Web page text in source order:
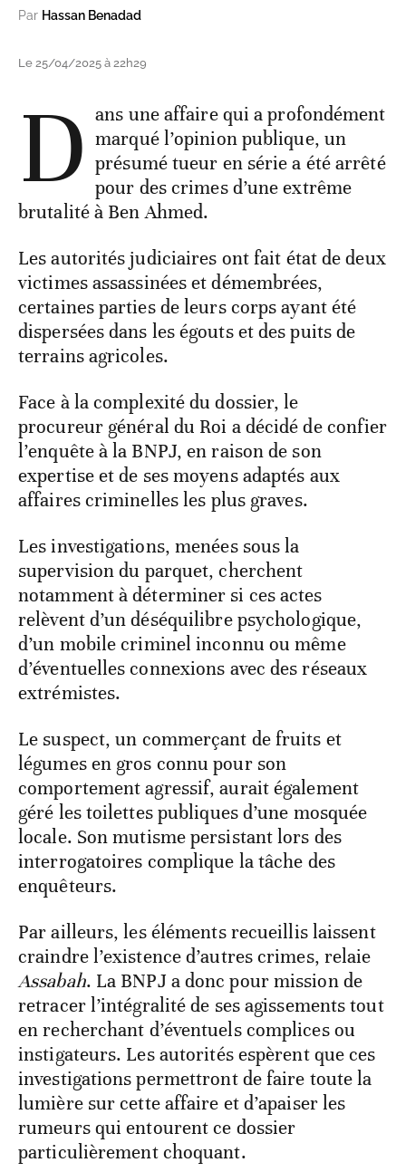
Par Hassan Benadad
Le 25/04/2025 à 22h29
D ans une affaire qui a profondément
marqué l’opinion publique, un
présumé tueur en série a été arrêté
pour des crimes d’une extrême
brutalité à Ben Ahmed.
Les autorités judiciaires ont fait état de deux
victimes assassinées et démembrées,
certaines parties de leurs corps ayant été
dispersées dans les égouts et des puits de
terrains agricoles.
Face à la complexité du dossier, le
procureur général du Roi a décidé de confier
l’enquête à la BNPJ, en raison de son
expertise et de ses moyens adaptés aux
affaires criminelles les plus graves.
Les investigations, menées sous la
supervision du parquet, cherchent
notamment à déterminer si ces actes
relèvent d’un déséquilibre psychologique,
d’un mobile criminel inconnu ou même
d’éventuelles connexions avec des réseaux
extrémistes.
Le suspect, un commerçant de fruits et
légumes en gros connu pour son
comportement agressif, aurait également
géré les toilettes publiques d’une mosquée
locale. Son mutisme persistant lors des
interrogatoires complique la tâche des
enquêteurs.
Par ailleurs, les éléments recueillis laissent
craindre l’existence d’autres crimes, relaie
Assabah. La BNPJ a donc pour mission de
retracer l’intégralité de ses agissements tout
en recherchant d’éventuels complices ou
instigateurs. Les autorités espèrent que ces
investigations permettront de faire toute la
lumière sur cette affaire et d’apaiser les
rumeurs qui entourent ce dossier
particulièrement choquant.